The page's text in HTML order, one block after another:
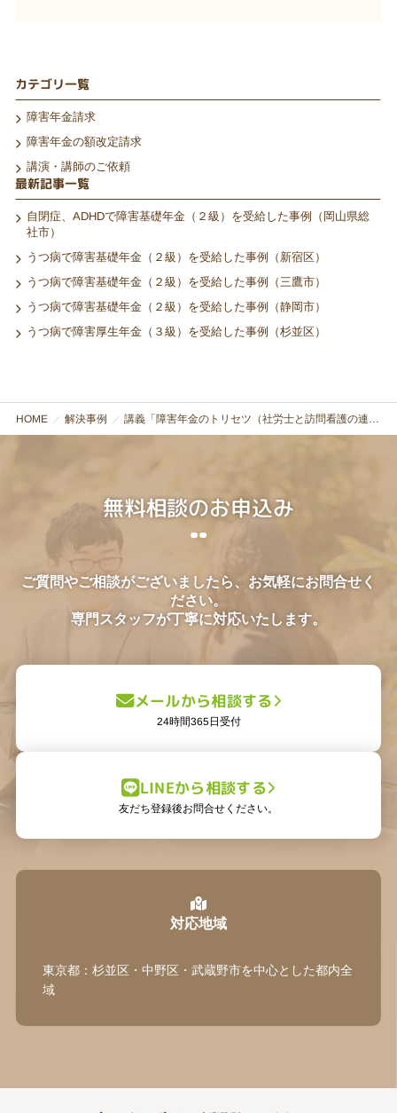
カテゴリ一覧
障害年金請求
障害年金の額改定請求
講演・講師のご依頼
最新記事一覧
自閉症、ADHDで障害基礎年金（２級）を受給した事例（岡山県総
社市）
うつ病で障害基礎年金（２級）を受給した事例（新宿区）
うつ病で障害基礎年金（２級）を受給した事例（三鷹市）
うつ病で障害基礎年金（２級）を受給した事例（静岡市）
うつ病で障害厚生年金（３級）を受給した事例（杉並区）
HOME 解決事例 講義「障害年金のトリセツ（社労士と訪問看護の連携）」（都内の訪問看護事業所X社）
無料相談のお申込み
ご質問やご相談がございましたら、お気軽にお問合せく
ださい。
専門スタッフが丁寧に対応いたします。
メールから相談する
24時間365日受付
LINEから相談する
友だち登録後お問合せください。
対応地域
東京都：杉並区・中野区・武蔵野市を中心とした都内全
域